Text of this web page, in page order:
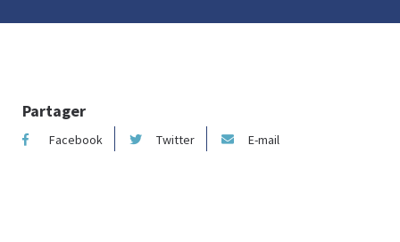
Partager
Facebook Twitter E-mail